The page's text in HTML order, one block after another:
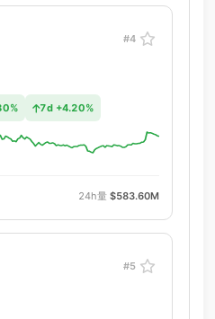
#4
7d +4.20%
24h量 $583.60M
#5